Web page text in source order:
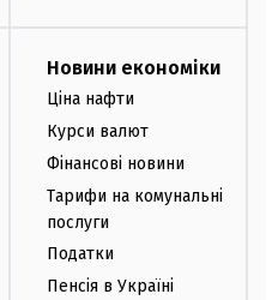
Новини економіки
Ціна нафти
Курси валют
Фінансові новини
Тарифи на комунальні
послуги
Податки
Пенсія в Україні